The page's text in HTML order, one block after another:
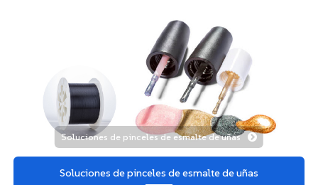
Soluciones de pinceles de esmalte de uñas
Soluciones de pinceles de esmalte de uñas